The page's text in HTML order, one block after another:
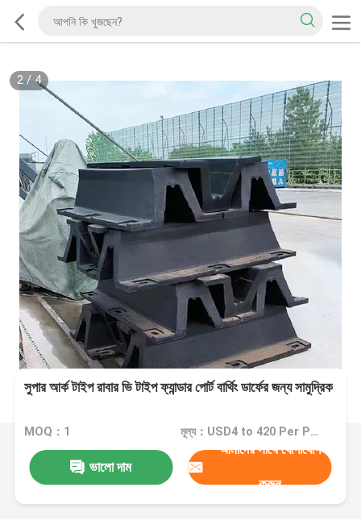
2/4
সুপার আর্ক টাইপ রাবার ভি টাইপ ফ্যান্ডার পোর্ট বার্থিং ডার্ফের জন্য সামুদ্রিক
MOQ：1 মূল্য：USD4 to 420 Per Piece
ভালো দাম
আমাদের সাথে যোগাযোগ
করুন